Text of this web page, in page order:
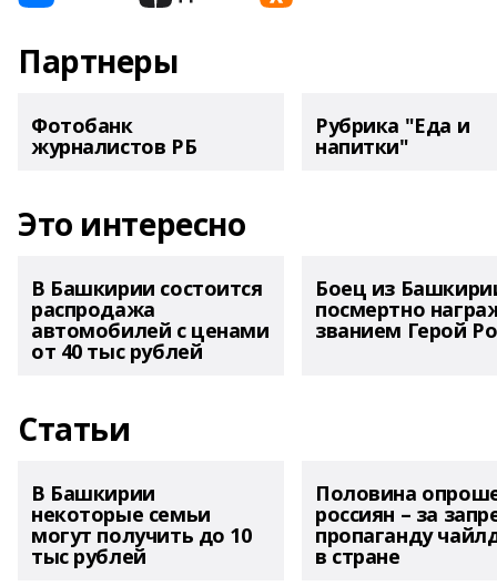
Партнеры
Фотобанк
журналистов РБ
Рубрика "Еда и
напитки"
Это интересно
В Башкирии состоится
распродажа
автомобилей с ценами
от 40 тыс рублей
Боец из
посмертно
званием Герой
Статьи
В Башкирии
некоторые семьи
могут получить до 10
тыс рублей
Половина
россиян – за
пропаганду
в стране